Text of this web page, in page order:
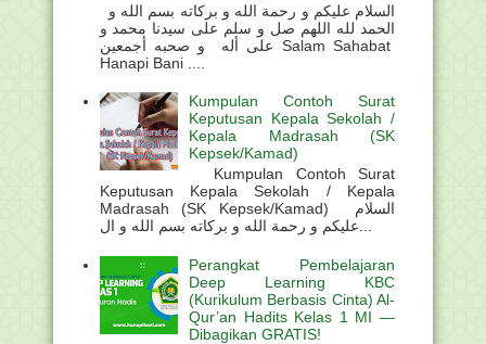
الحمد لله اللهم صل و سلم على سيدنا محمد و
على أله و صحبه أجمعين Salam Sahabat
Hanapi Bani ....
Kumpulan Contoh Surat
Keputusan Kepala Sekolah /
Kepala Madrasah (SK
Kepsek/Kamad)
Kumpulan Contoh Surat
Keputusan Kepala Sekolah / Kepala
Madrasah (SK Kepsek/Kamad) السلام
Perangkat Pembelajaran
Deep Learning KBC
(Kurikulum Berbasis Cinta) Al-
Qur’an Hadits Kelas 1 MI —
Dibagikan GRATIS!